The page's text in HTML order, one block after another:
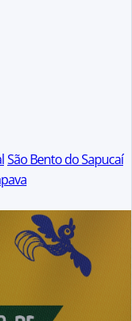
São Bento do Sapucaí